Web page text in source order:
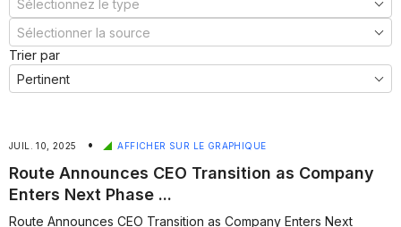
Trier par
JUIL. 10, 2025 • AFFICHER SUR LE GRAPHIQUE
Route Announces CEO Transition as Company
Enters Next Phase ...
Route Announces CEO Transition as Company Enters Next